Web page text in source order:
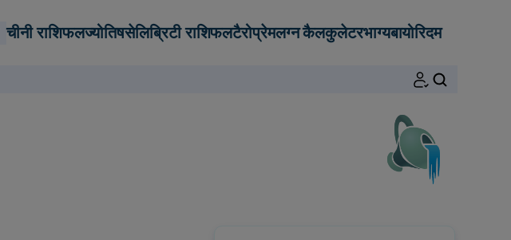
चीनी राशिफलज्योतिषसेलिब्रिटी राशिफलटैरोप्रेमलग्न कैलकुलेटरभाग्यबायोरिदम